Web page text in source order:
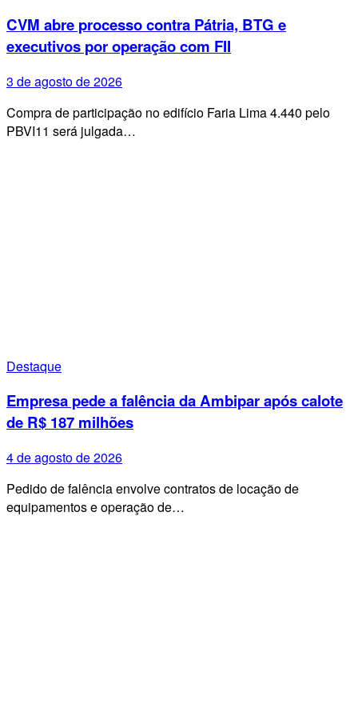
CVM abre processo contra Pátria, BTG e
executivos por operação com FII
3 de agosto de 2026
Compra de participação no edifício Faria Lima 4.440 pelo
PBVI11 será julgada…
Destaque
Empresa pede a falência da Ambipar após calote
de R$ 187 milhões
4 de agosto de 2026
Pedido de falência envolve contratos de locação de
equipamentos e operação de…